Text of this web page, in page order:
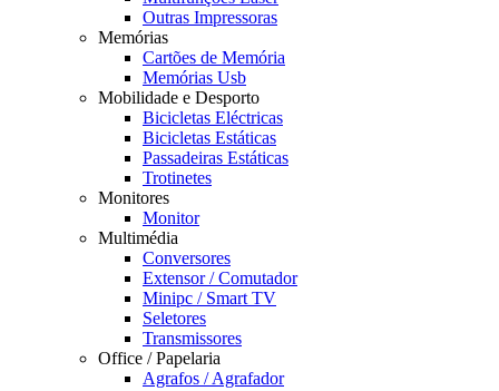
Outras Impressoras
Memórias
Cartões de Memória
Memórias Usb
Mobilidade e Desporto
Bicicletas Eléctricas
Bicicletas Estáticas
Passadeiras Estáticas
Trotinetes
Monitores
Monitor
Multimédia
Conversores
Extensor / Comutador
Minipc / Smart TV
Seletores
Transmissores
Office / Papelaria
Agrafos / Agrafador